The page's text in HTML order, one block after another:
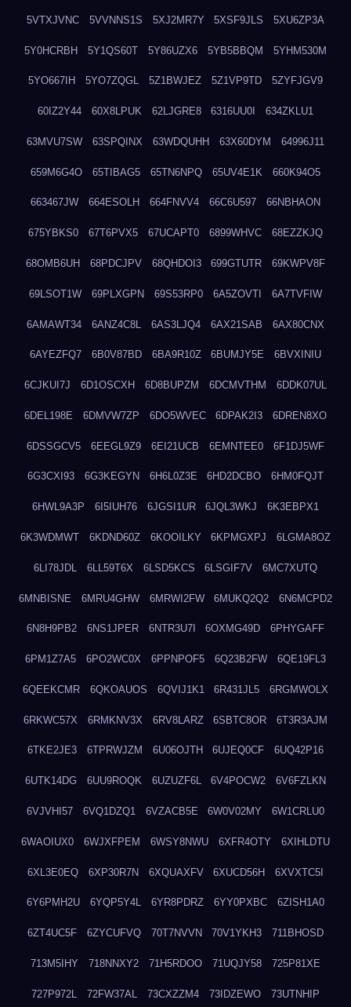
5VTXJVNC 5VVNNS1S 5XJ2MR7Y 5XSF9JLS 5XU6ZP3A
5Y0HCRBH 5Y1QS60T 5Y86UZX6 5YB5BBQM 5YHM530M
5YO667IH 5YO7ZQGL 5Z1BWJEZ 5Z1VP9TD 5ZYFJGV9
60IZ2Y44 60X8LPUK 62LJGRE8 6316UU0I 634ZKLU1
63MVU7SW 63SPQINX 63WDQUHH 63X60DYM 64996J11
659M6G4O 65TIBAG5 65TN6NPQ 65UV4E1K 660K94O5
663467JW 664ESOLH 664FNVV4 66C6U597 66NBHAON
675YBKS0 67T6PVX5 67UCAPT0 6899WHVC 68EZZKJQ
68OMB6UH 68PDCJPV 68QHDOI3 699GTUTR 69KWPV8F
69LSOT1W 69PLXGPN 69S53RP0 6A5ZOVTI 6A7TVFIW
6AMAWT34 6ANZ4C8L 6AS3LJQ4 6AX21SAB 6AX80CNX
6AYEZFQ7 6B0V87BD 6BA9R10Z 6BUMJY5E 6BVXINIU
6CJKUI7J 6D1OSCXH 6D8BUPZM 6DCMVTHM 6DDK07UL
6DEL198E 6DMVW7ZP 6DO5WVEC 6DPAK2I3 6DREN8XO
6DSSGCV5 6EEGL9Z9 6EI21UCB 6EMNTEE0 6F1DJ5WF
6G3CXI93 6G3KEGYN 6H6L0Z3E 6HD2DCBO 6HM0FQJT
6HWL9A3P 6I5IUH76 6JGSI1UR 6JQL3WKJ 6K3EBPX1
6K3WDMWT 6KDND60Z 6KOOILKY 6KPMGXPJ 6LGMA8OZ
6LI78JDL 6LL59T6X 6LSD5KCS 6LSGIF7V 6MC7XUTQ
6MNBISNE 6MRU4GHW 6MRWI2FW 6MUKQ2Q2 6N6MCPD2
6N8H9PB2 6NS1JPER 6NTR3U7I 6OXMG49D 6PHYGAFF
6PM1Z7A5 6PO2WC0X 6PPNPOF5 6Q23B2FW 6QE19FL3
6QEEKCMR 6QKOAUOS 6QVIJ1K1 6R431JL5 6RGMWOLX
6RKWC57X 6RMKNV3X 6RV8LARZ 6SBTC8OR 6T3R3AJM
6TKE2JE3 6TPRWJZM 6U06OJTH 6UJEQ0CF 6UQ42P16
6UTK14DG 6UU9ROQK 6UZUZF6L 6V4POCW2 6V6FZLKN
6VJVHI57 6VQ1DZQ1 6VZACB5E 6W0V02MY 6W1CRLU0
6WAOIUX0 6WJXFPEM 6WSY8NWU 6XFR4OTY 6XIHLDTU
6XL3E0EQ 6XP30R7N 6XQUAXFV 6XUCD56H 6XVXTC5I
6Y6PMH2U 6YQP5Y4L 6YR8PDRZ 6YY0PXBC 6ZISH1A0
6ZT4UC5F 6ZYCUFVQ 70T7NVVN 70V1YKH3 711BHOSD
713M5IHY 718NNXY2 71H5RDOO 71UQJY58 725P81XE
727P972L 72FW37AL 73CXZZM4 73IDZEWO 73UTNHIP